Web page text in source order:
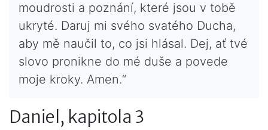
moudrosti a poznání, které jsou v tobě
ukryté. Daruj mi svého svatého Ducha,
aby mě naučil to, co jsi hlásal. Dej, ať tvé
slovo pronikne do mé duše a povede
moje kroky. Amen.“
Daniel, kapitola 3